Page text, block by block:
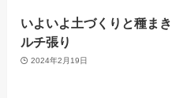
いよいよ土づくりと種ま
ルチ張り
2024年2月19日